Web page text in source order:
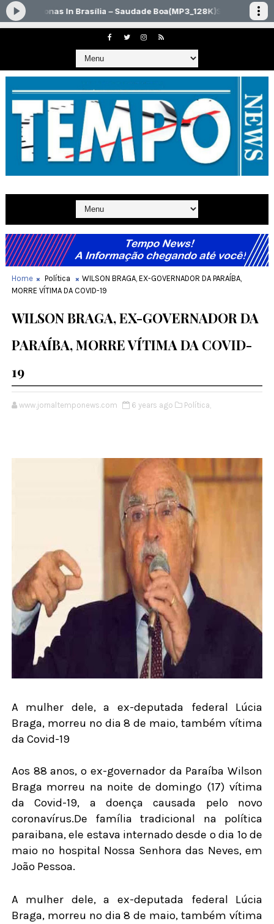
Home Política
WILSON BRAGA, EX-GOVERNADOR DA PARAÍBA,
MORRE VÍTIMA DA COVID-19
WILSON BRAGA, EX-GOVERNADOR DA
PARAÍBA, MORRE VÍTIMA DA COVID-
19
www.jornaltemponews.com 6 years ago Política,
A mulher dele, a ex-deputada federal Lúcia
Braga, morreu no dia 8 de maio, também vítima
da Covid-19
Aos 88 anos, o ex-governador da Paraíba Wilson
Braga morreu na noite de domingo (17) vítima
da Covid-19, a doença causada pelo novo
coronavírus.De família tradicional na política
paraibana, ele estava internado desde o dia 1º de
maio no hospital Nossa Senhora das Neves, em
João Pessoa.
A mulher dele, a ex-deputada federal Lúcia
Braga, morreu no dia 8 de maio, também vítima